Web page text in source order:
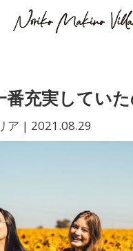
番充実してい
ア | 2021.08.29